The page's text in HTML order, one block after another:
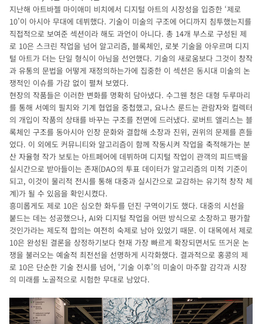
지난해 아트바젤 마이애미 비치에서 디지털 아트의 시장성을 입증한 ‘제로
10’이 아시아 무대에 데뷔했다. 기술이 미술의 구조에 어디까지 침투했는지를
직접적으로 보여준 섹션이라 해도 과언이 아니다. 총 14개 부스로 구성된 제
로 10은 스크린 작업을 넘어 알고리즘, 블록체인, 로봇 기술을 아우르며 디지
털 아트가 더는 단일 형식이 아님을 선언했다. 기술의 새로움보다 그것이 창작
과 유통의 문법을 어떻게 재정의하는가에 집중한 이 섹션은 동시대 미술의 논
쟁적인 이슈를 가감 없이 펼쳐 보였다.
현장의 작품들은 이러한 변화를 명확히 담아냈다. 수그웬 청은 대형 두루마리
를 통해 서예의 필치와 기계 협업을 중첩했고, 요나스 룬드는 관람자와 컬렉터
의 개입이 작품의 상태를 바꾸는 구조를 전면에 드러냈다. 로버트 앨리스는 블
록체인 구조를 동아시아 인장 문화와 결합해 소장과 진위, 권위의 문제를 흔들
었다. 이 외에도 커뮤니티와 알고리즘이 함께 작동시켜 작업을 축적해가는 분
산 자율형 작가 보토는 아트페어에 데뷔하며 디지털 작업이 관객의 피드백을
실시간으로 받아들이는 존재(DAO의 투표 데이터가 알고리즘의 미적 기준이
되고, 이것이 물리적 전시를 통해 대중과 실시간으로 교감하는 유기적 창작 체
계)가 될 수 있음을 확인시켰다.
흥미롭게도 제로 10은 심오한 화두를 던진 구역이기도 했다. 대중의 시선을
붙드는 데는 성공했으나, AI와 디지털 작업을 어떤 방식으로 소장하고 평가할
것인가라는 제도적 합의는 여전히 숙제로 남아 있었기 때문. 이 대목에서 제로
10은 완성된 결론을 상정하기보다 현재 가장 빠르게 확장되면서도 뜨거운 논
쟁을 불러오는 예술적 최전선을 선명하게 시각화했다. 결과적으로 홍콩의 제
로 10은 단순한 기술 전시를 넘어, ‘기술 이후’의 미술이 마주할 감각과 시장
의 미래를 노골적으로 시험한 무대로 남았다.